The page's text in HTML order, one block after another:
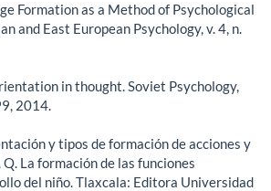
Formation as a Method of Psychological
and East European Psychology, v. 4, n.
in thought. Soviet Psychology,
2014.
y tipos de formación de acciones y
La formación de las funciones
del niño. Tlaxcala: Editora Universidad